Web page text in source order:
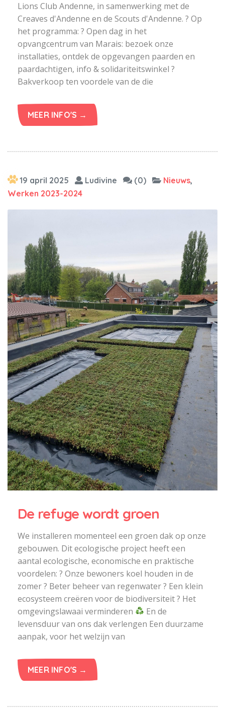
Lions Club Andenne, in samenwerking met de
Creaves d'Andenne en de Scouts d'Andenne. ? Op
het programma: ? Open dag in het
opvangcentrum van Marais: bezoek onze
installaties, ontdek de opgevangen paarden en
paardachtigen, info & solidariteitswinkel ?
Bakverkoop ten voordele van de die
MEER INFO'S →
19 april 2025 Ludivine (0) Nieuws,
Werken 2023-2024
De refuge wordt groen
We installeren momenteel een groen dak op onze
gebouwen. Dit ecologische project heeft een
aantal ecologische, economische en praktische
voordelen: ? Onze bewoners koel houden in de
zomer ? Beter beheer van regenwater ? Een klein
ecosysteem creëren voor de biodiversiteit ? Het
omgevingslawaai verminderen
En de
levensduur van ons dak verlengen Een duurzame
aanpak, voor het welzijn van
MEER INFO'S →